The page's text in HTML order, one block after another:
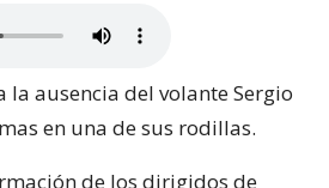
ausencia del volante Sergio
en una de sus rodillas.
de los dirigidos de